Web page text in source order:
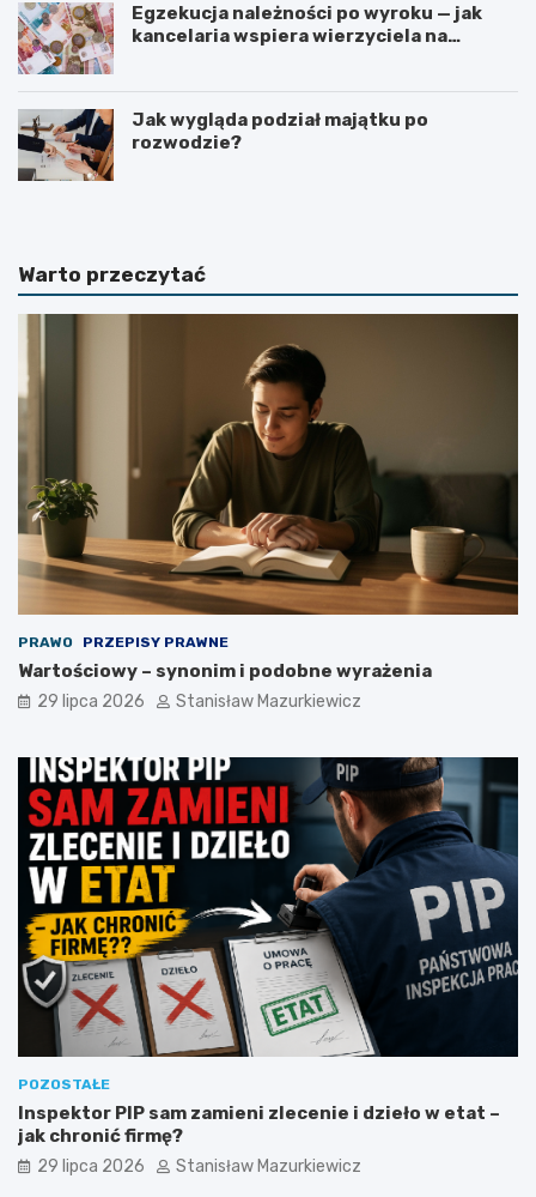
Egzekucja należności po wyroku — jak
kancelaria wspiera wierzyciela na
Jak wygląda podział majątku po
rozwodzie?
Warto przeczytać
PRAWO PRZEPISY PRAWNE
Wartościowy – synonim i podobne wyrażenia
29 lipca 2026 Stanisław Mazurkiewicz
POZOSTAŁE
Inspektor PIP sam zamieni zlecenie i dzieło w etat –
jak chronić firmę?
29 lipca 2026 Stanisław Mazurkiewicz